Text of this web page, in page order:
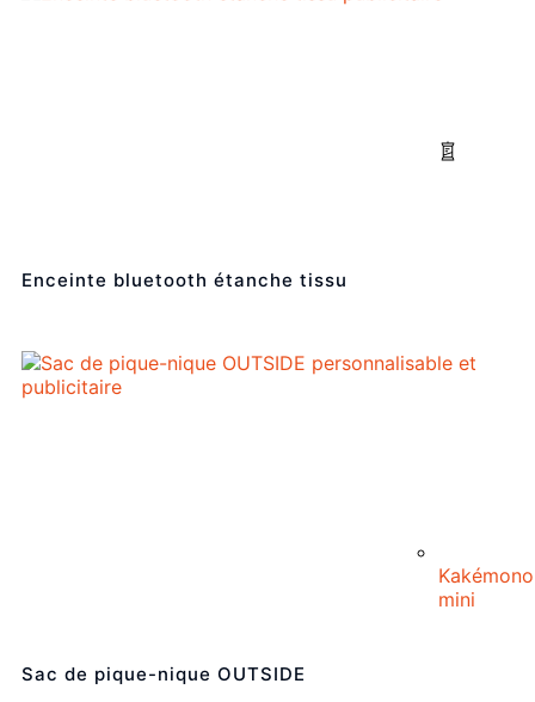
Kakémono
mini
Enceinte bluetooth étanche tissu
Sac de pique-nique OUTSIDE